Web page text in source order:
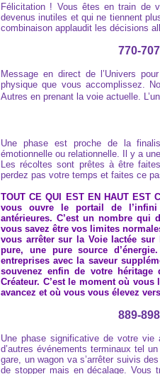
Félicitation ! Vous êtes en train de
devenus inutiles et qui ne tiennent
combinaison applaudit les décisions
770-
Message en direct de l’Univers
physique que vous accomplissez.
Autres en prenant la voie actuelle.
Une phase est proche de la
émotionnelle ou relationnelle. Il y a
Les récoltes sont prêtes à être
perdez pas votre temps et faites ce
TOUT CE QUI EST EN HAUT EST
vous ouvre le portail de l’infini
antérieures. C’est un nombre qui
vous savez être vos limites
vous arrêter sur la Voie lactée sur
pure, une pure source
entreprises avec la saveur
souvenez enfin de votre
Créateur. C’est le moment où
avancez et où vous vous élevez
889-
Une phase significative de votre
d’autres événements terminaux tel
gare, un wagon va s’arrêter suivis
de stopper mais en décalage. Vous